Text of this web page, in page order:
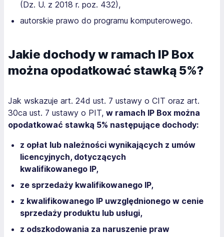
(Dz. U. z 2018 r. poz. 432),
autorskie prawo do programu komputerowego.
Jakie dochody w ramach IP Box
można opodatkować stawką 5%?
Jak wskazuje art. 24d ust. 7 ustawy o CIT oraz art.
30ca ust. 7 ustawy o PIT, w ramach IP Box można
opodatkować stawką 5% następujące dochody:
z opłat lub należności wynikających z umów
licencyjnych, dotyczących
kwalifikowanego IP,
ze sprzedaży kwalifikowanego IP,
z kwalifikowanego IP uwzględnionego w cenie
sprzedaży produktu lub usługi,
z odszkodowania za naruszenie praw